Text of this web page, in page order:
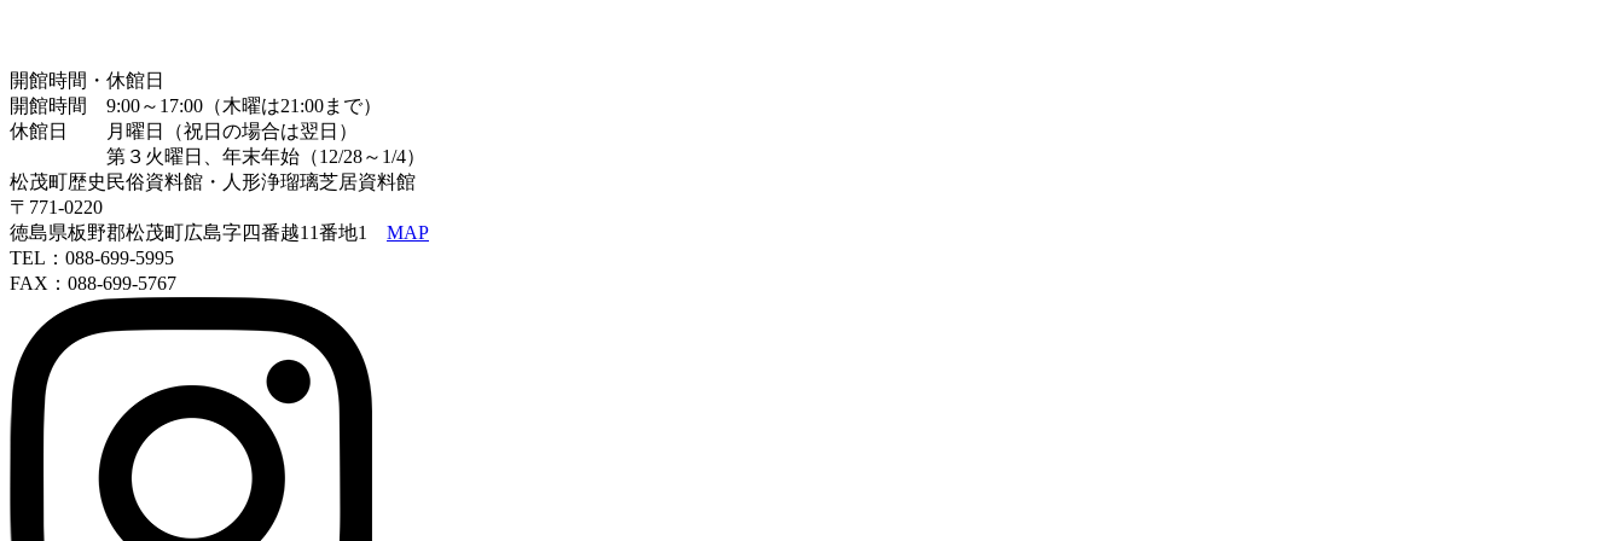
開館時間・休館日
開館時間 9:00～17:00（木曜は21:00まで）
休館日 月曜日（祝日の場合は翌日）
第３火曜日、年末年始（12/28～1/4）
松茂町歴史民俗資料館・人形浄瑠璃芝居資料館
〒771-0220
徳島県板野郡松茂町広島字四番越11番地1 MAP
TEL：088-699-5995
FAX：088-699-5767